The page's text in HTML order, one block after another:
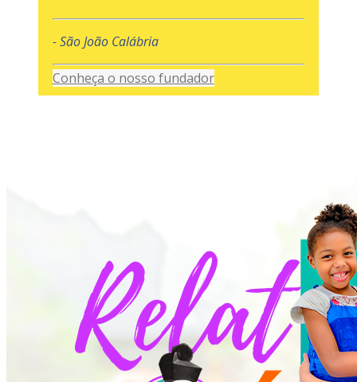
- São João Calábria
Conheça o nosso fundador